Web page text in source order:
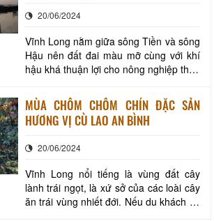
20/06/2024
Vĩnh Long nằm giữa sông Tiền và sông
Hậu nên đất đai màu mỡ cùng với khí
hậu khá thuận lợi cho nông nghiệp theo
thích hợp cho đa dạng sinh học tự
nhiên phát triển, lại đảm bảo đủ nước
ngọt quanh năm phục vụ phát triển
lợi thế đó,
MÙA CHÔM CHÔM CHÍN ĐẶC SẢN
HƯƠNG VỊ CÙ LAO AN BÌNH
20/06/2024
Vĩnh Long nổi tiếng là vùng đất cây
lành trái ngọt, là xứ sở của các loài cây
ăn trái vùng nhiết đới. Nếu du khách có